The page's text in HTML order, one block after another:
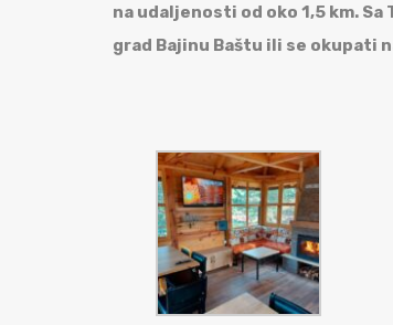
na udaljenosti od oko 1,5 km.
grad Bajinu Baštu ili se okupati